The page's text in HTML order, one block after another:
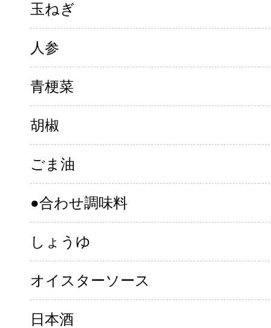
玉ねぎ
人参
青梗菜
胡椒
ごま油
●合わせ調味料
しょうゆ
オイスターソース
日本酒